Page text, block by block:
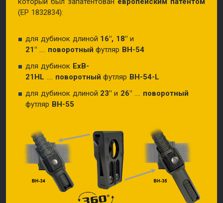
(EP 1832834):
для дубинок длиной 16″, 18″ и
21″ .... поворотный футляр BH-54
для дубинок ExB-
21HL .... поворотный футляр BH-54-L
для дубинок длиной 23″ и 26″ .... поворотный
футляр BH-55